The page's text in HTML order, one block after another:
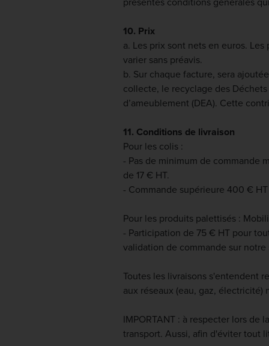
10. Prix
a. Les prix sont nets en euros.
varier sans préavis.
b. Sur chaque facture, sera
collecte, le recyclage des
d’ameublement (DEA). Cette
11. Conditions de livraison
Pour les colis :
- Pas de minimum de commande
de 17 € HT.
- Commande supérieure 400 €
Pour les produits palettisés :
- Participation de 75 € HT pour
validation de commande sur
Toutes les livraisons s'entendent
aux réseaux (eau, gaz, électricité)
IMPORTANT : à respecter lors de
transport. Aussi, afin d'éviter tout